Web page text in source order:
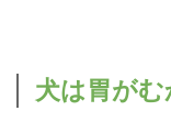
犬は胃が